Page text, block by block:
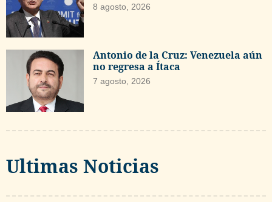
8 agosto, 2026
Antonio de la Cruz: Venezuela aún
no regresa a Ítaca
7 agosto, 2026
Ultimas Noticias